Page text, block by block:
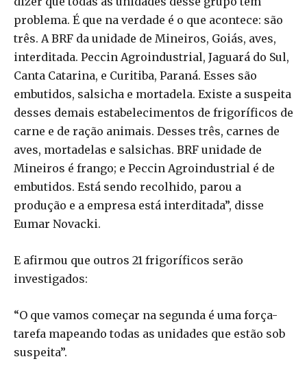
problema. É que na verdade é o que acontece: são
três. A BRF da unidade de Mineiros, Goiás, aves,
interditada. Peccin Agroindustrial, Jaguará do Sul,
Canta Catarina, e Curitiba, Paraná. Esses são
embutidos, salsicha e mortadela. Existe a suspeita
desses demais estabelecimentos de frigoríficos de
carne e de ração animais. Desses três, carnes de
aves, mortadelas e salsichas. BRF unidade de
Mineiros é frango; e Peccin Agroindustrial é de
embutidos. Está sendo recolhido, parou a
produção e a empresa está interditada”, disse
Eumar Novacki.
E afirmou que outros 21 frigoríficos serão
investigados:
“O que vamos começar na segunda é uma força-
tarefa mapeando todas as unidades que estão sob
suspeita”.